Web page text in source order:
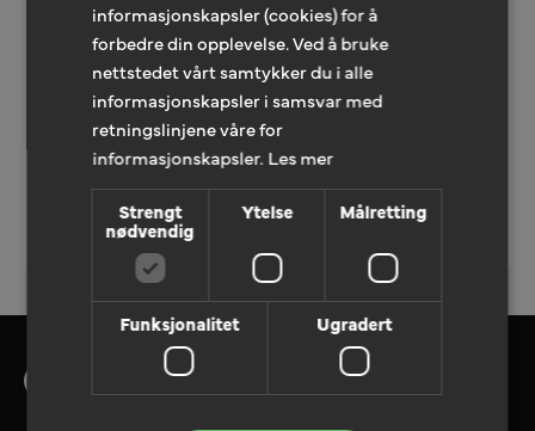
LEGG TIL TILBUDFORESPØRSEL
informasjonskapsler (cookies) for å
forbedre din opplevelse. Ved å bruke
nettstedet vårt samtykker du i alle
informasjonskapsler i samsvar med
retningslinjene våre for
informasjonskapsler. Les mer
Strengt
nødvendig
Ytelse Målretting
Funksjonalitet Ugradert